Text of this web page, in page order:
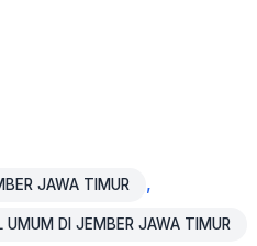
JAWA TIMUR ,
UMUM DI JEMBER JAWA TIMUR